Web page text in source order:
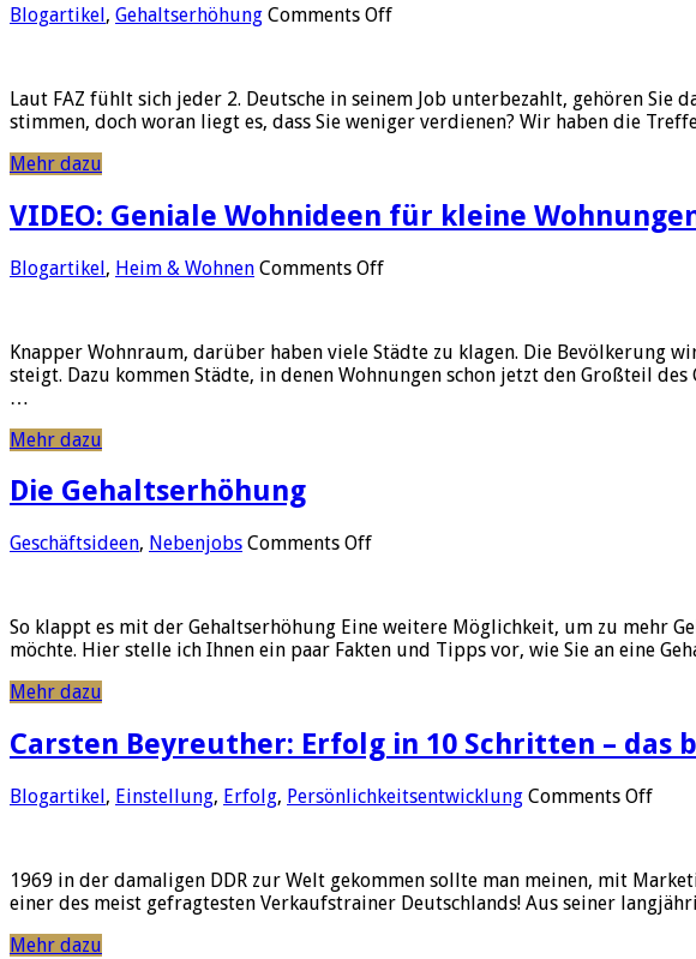
Blogartikel, Gehaltserhöhung Comments Offon
Sie
verdienen?
können
Laut FAZ fühlt sich jeder 2. Deutsche in seinem Job unterbezahlt, gehören
stimmen, doch woran liegt es, dass Sie weniger verdienen? Wir haben die
Mehr dazu
VIDEO: Geniale Wohnideen für kleine
Blogartikel, Heim & Wohnen Comments Offon
für
kleine
Knapper Wohnraum, darüber haben viele Städte zu klagen. Die Bevölkerung
steigt. Dazu kommen Städte, in denen Wohnungen schon jetzt den Großteil
…
Mehr dazu
Die Gehaltserhöhung
Geschäftsideen, Nebenjobs Comments Offon
So klappt es mit der Gehaltserhöhung Eine weitere Möglichkeit, um zu mehr
möchte. Hier stelle ich Ihnen ein paar Fakten und Tipps vor, wie Sie an eine
Mehr dazu
Carsten Beyreuther: Erfolg in 10 Schritten – das
Blogartikel , Einstellung, Erfolg, Persönlichkeitsentwicklung Comments Offon
in
10
1969 in der damaligen DDR zur Welt gekommen sollte man meinen, mit
einer des meist gefragtesten Verkaufstrainer Deutschlands! Aus seiner
Mehr dazu